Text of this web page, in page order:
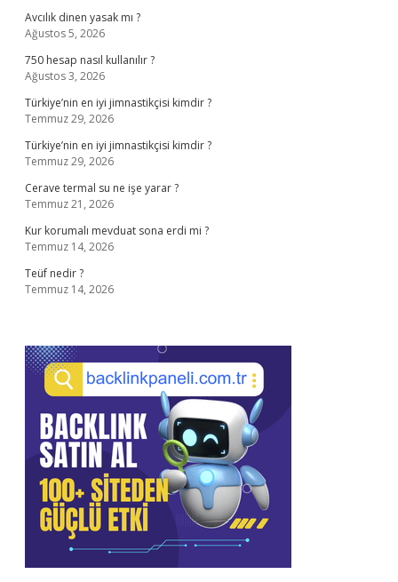
Avcılık dinen yasak mı ?
Ağustos 5, 2026
750 hesap nasıl kullanılır ?
Ağustos 3, 2026
Türkiye’nin en iyi jimnastikçisi kimdir ?
Temmuz 29, 2026
Türkiye’nin en iyi jimnastikçisi kimdir ?
Temmuz 29, 2026
Cerave termal su ne işe yarar ?
Temmuz 21, 2026
Kur korumalı mevduat sona erdi mi ?
Temmuz 14, 2026
Teüf nedir ?
Temmuz 14, 2026